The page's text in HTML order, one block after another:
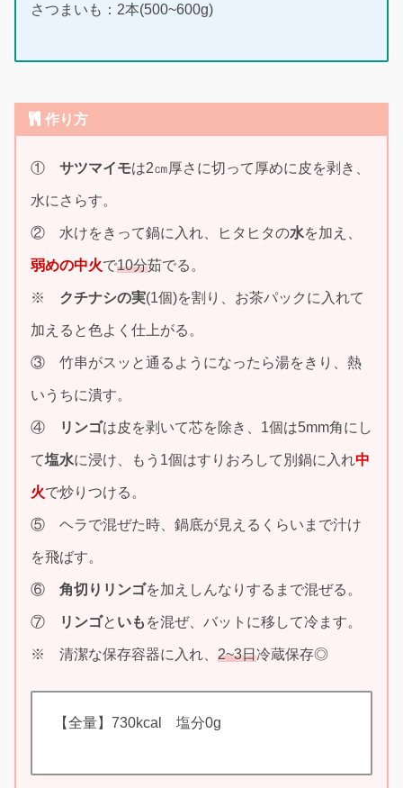
さつまいも：2本(500~600g)
作り方
① サツマイモは2㎝厚さに切って厚めに皮を剥き、
水にさらす。
② 水けをきって鍋に入れ、ヒタヒタの水を加え、
弱めの中火で10分茹でる。
※ クチナシの実(1個)を割り、お茶パックに入れて
加えると色よく仕上がる。
③ 竹串がスッと通るようになったら湯をきり、熱
いうちに潰す。
④ リンゴは皮を剥いて芯を除き、1個は5mm角にし
て塩水に浸け、もう1個はすりおろして別鍋に入れ中
火で炒りつける。
⑤ ヘラで混ぜた時、鍋底が見えるくらいまで汁け
を飛ばす。
⑥ 角切りリンゴを加えしんなりするまで混ぜる。
⑦ リンゴと いも を混ぜ、バットに移して冷ます。
※ 清潔な保存容器に入れ、 2~3日冷蔵保存◎
【全量】730kcal 塩分0g